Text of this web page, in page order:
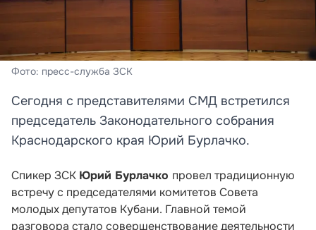
Фото: пресс-служба ЗСК
Сегодня с представителями СМД встретился
председатель Законодательного собрания
Краснодарского края Юрий Бурлачко.
Спикер ЗСК Юрий Бурлачко провел традиционную
встречу с председателями комитетов Совета
молодых депутатов Кубани. Главной темой
разговора стало совершенствование деятельности